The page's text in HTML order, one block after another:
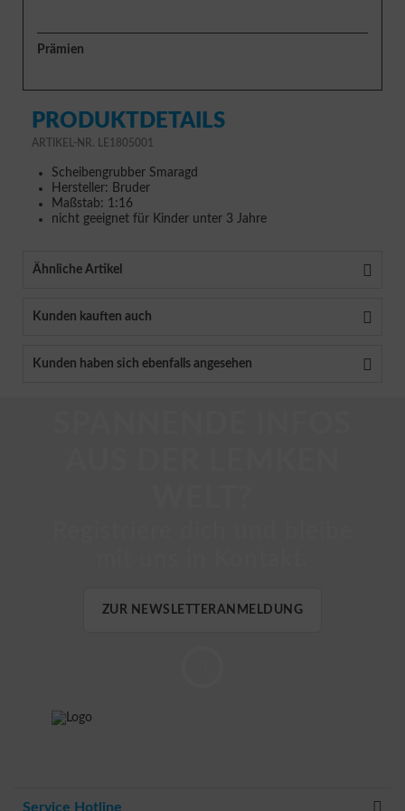
Prämien
PRODUKTDETAILS
ARTIKEL-NR. LE1805001
Scheibengrubber Smaragd
Hersteller: Bruder
Maßstab: 1:16
nicht geeignet für Kinder unter 3 Jahre
Ähnliche Artikel
Kunden kauften auch
Kunden haben sich ebenfalls angesehen
ZUR NEWSLETTERANMELDUNG
Service Hotline